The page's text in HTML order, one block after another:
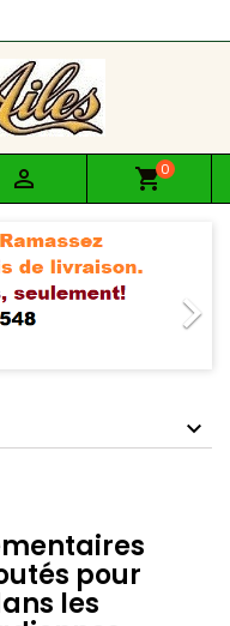
 shopping_cart0

pour
les